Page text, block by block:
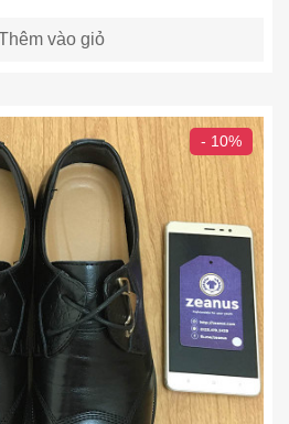
vào giỏ
- 10%